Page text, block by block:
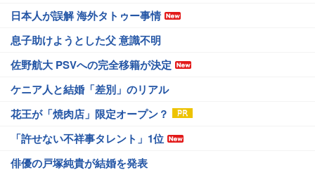
日本人が誤解 海外タトゥー事情
息子助けようとした父 意識不明
佐野航大 PSVへの完全移籍が決定
ケニア人と結婚「差別」のリアル
花王が「焼肉店」限定オープン？
「許せない不祥事タレント」1位
俳優の戸塚純貴が結婚を発表